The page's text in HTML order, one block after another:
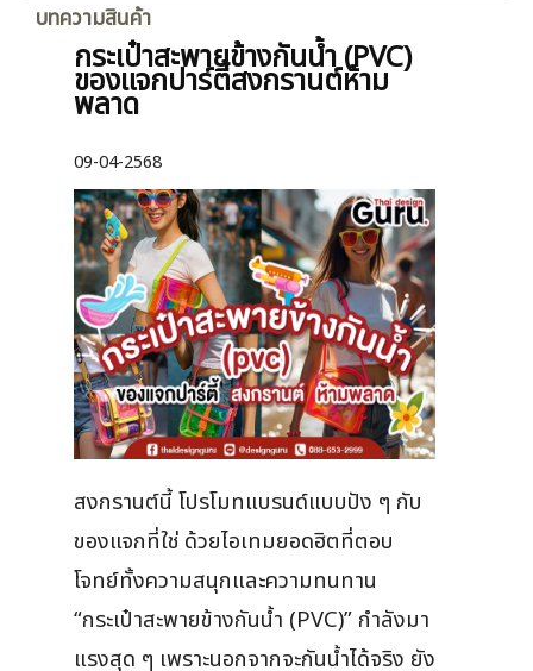
บทความสินค้า
กระเป๋าสะพายข้างกันน้ำ (PVC)
ของแจกปาร์ตี้สงกรานต์ห้าม
พลาด
09-04-2568
สงกรานต์นี้ โปรโมทแบรนด์แบบปัง ๆ กับ
ของแจกที่ใช่ ด้วยไอเทมยอดฮิตที่ตอบ
โจทย์ทั้งความสนุกและความทนทาน
“กระเป๋าสะพายข้างกันน้ำ (PVC)” กำลังมา
แรงสุด ๆ เพราะนอกจากจะกันน้ำได้จริง ยัง